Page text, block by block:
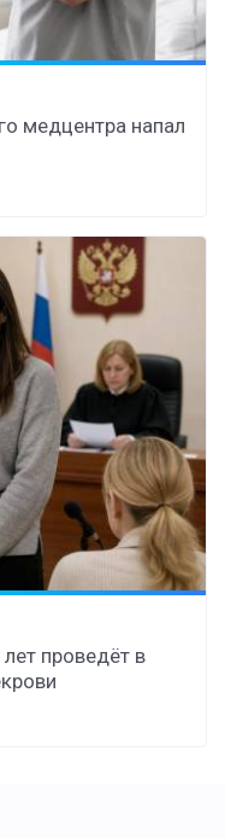
медцентра напал
проведёт в